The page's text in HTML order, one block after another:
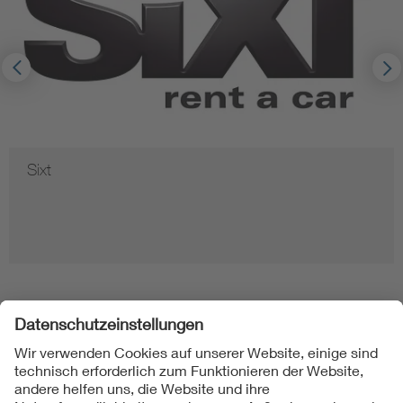
Sixt
Folgen Sie uns